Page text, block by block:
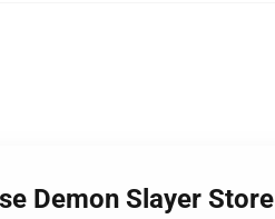
Demon Slayer Store